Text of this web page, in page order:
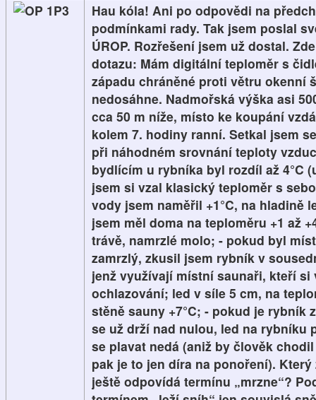
1P3
Hau kóla! Ani po odpovědi na
podmínkami rady. Tak jsem poslal
ÚROP. Rozřešení jsem už dostal.
dotazu: Mám digitální teploměr s
západu chráněné proti větru okenní
nedosáhne. Nadmořská výška asi
cca 50 m níže, místo ke koupání
kolem 7. hodiny ranní. Setkal jsem
při náhodném srovnání teploty
bydlícím u rybníka byl rozdíl až 4°C
jsem si vzal klasický teploměr s
vody jsem naměřil +1°C, na hladině
jsem měl doma na teploměru +1 až
trávě, namrzlé molo; - pokud byl
zamrzlý, zkusil jsem rybník v
jenž využívají místní saunaři, kteří
ochlazování; led v síle 5 cm, na
stěně sauny +7°C; - pokud je rybník
se už drží nad nulou, led na rybníku
se plavat nedá (aniž by člověk
pak je to jen díra na ponoření).
ještě odpovídá termínu „mrzne“?